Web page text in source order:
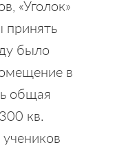
«Уголок»
принять
было
в
общая
кв.